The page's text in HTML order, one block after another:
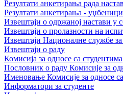
Резултати анкетирања рада
Резултати анкетирања - уџбеници
Извештаји о одржаној настави у
Извештаји о пролазности на
Извештаји Националне службе
Извештаји о раду
Комисија за односе са студентима
Пословник о раду Комисије за
Именовање Комисије за односе
Информатори за студенте